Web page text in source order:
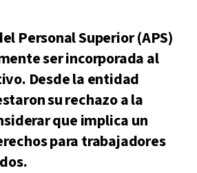
Personal Superior (APS)
ser incorporada al
Desde la entidad
su rechazo a la
que implica un
para trabajadores